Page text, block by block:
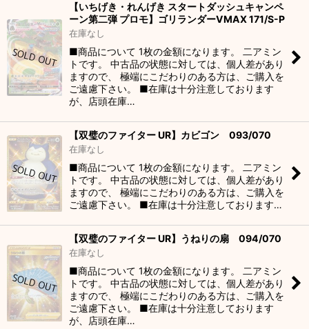
【いちげき・れんげき スタートダッシュキャンペ
ーン第二弾 プロモ】ゴリランダーVMAX 171/S-P
在庫なし
■商品について 1枚の金額になります。 二アミン
トです。 中古品の状態に対しては、個人差があり
ますので、 極端にこだわりのある方は、ご購入を
ご遠慮下さい。 ■在庫は十分注意しております
が、店頭在庫…
【双璧のファイター UR】カビゴン 093/070
在庫なし
■商品について 1枚の金額になります。 二アミン
トです。 中古品の状態に対しては、個人差があり
ますので、 極端にこだわりのある方は、ご購入を
ご遠慮下さい。 ■在庫は十分注意しております…
【双璧のファイター UR】うねりの扇 094/070
在庫なし
■商品について 1枚の金額になります。 二アミン
トです。 中古品の状態に対しては、個人差があり
ますので、 極端にこだわりのある方は、ご購入を
ご遠慮下さい。 ■在庫は十分注意しております
が、店頭在庫…